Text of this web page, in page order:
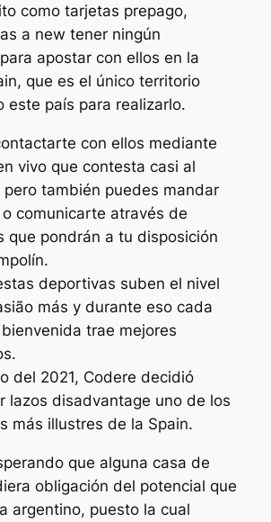
como tarjetas prepago,
a new tener ningún
apostar con ellos en la
que es el único territorio
este país para realizarlo.
con ellos mediante
vivo que contesta casi al
pero también puedes mandar
comunicarte através de
que pondrán a tu disposición
deportivas suben el nivel
más y durante eso cada
trae mejores
del 2021, Codere decidió
lazos disadvantage uno de los
más illustres de la Spain.
que alguna casa de
obligación del potencial que
argentino, puesto la cual